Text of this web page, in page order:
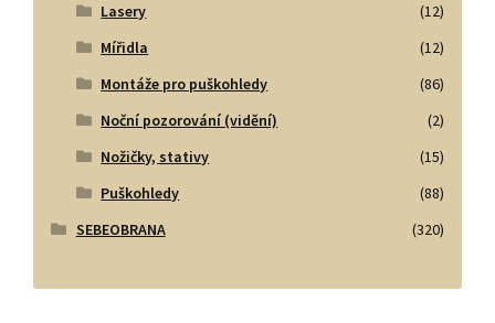
Lasery
(12)
Mířidla
(12)
Montáže pro puškohledy
(86)
Noční pozorování (vidění)
(2)
Nožičky, stativy
(15)
Puškohledy
(88)
SEBEOBRANA
(320)